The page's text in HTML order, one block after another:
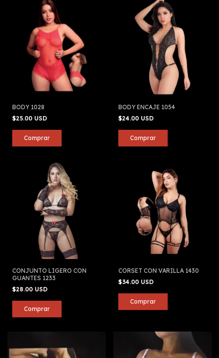
BODY 1028
$25.00 USD
BODY ENCAJE 1054
$24.00 USD
CONJUNTO LIGERO CON
GUANTES 1233
$28.00 USD
CORSET CON VARILLA 1430
$34.00 USD